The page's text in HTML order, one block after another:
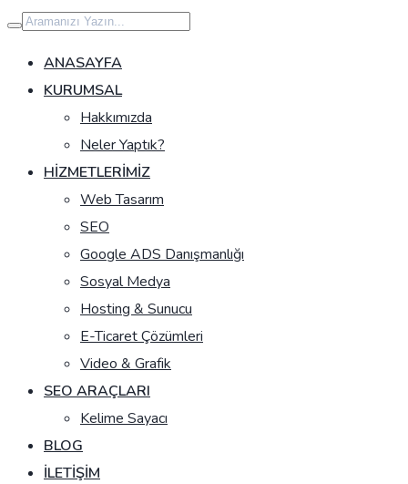
İçeriğe
geç
ANASAYFA
KURUMSAL
Hakkımızda
Neler Yaptık?
HIZMETLERIMIZ
Web Tasarım
SEO
Google ADS Danışmanlığı
Sosyal Medya
Hosting & Sunucu
E-Ticaret Çözümleri
Video & Grafik
SEO ARAÇLARI
Kelime Sayacı
BLOG
İLETIŞIM